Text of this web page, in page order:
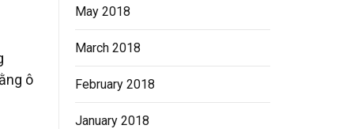
ô
May 2018
March 2018
February 2018
January 2018